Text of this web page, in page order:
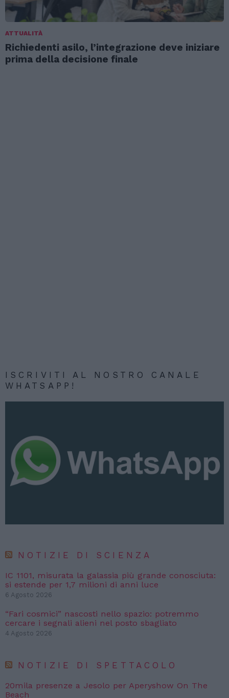
ATTUALITÀ
Richiedenti asilo, l’integrazione deve iniziare
prima della decisione finale
ISCRIVITI AL NOSTRO CANALE
WHATSAPP!
NOTIZIE DI SCIENZA
IC 1101, misurata la galassia più grande conosciuta:
si estende per 1,7 milioni di anni luce
6 Agosto 2026
“Fari cosmici” nascosti nello spazio: potremmo
cercare i segnali alieni nel posto sbagliato
4 Agosto 2026
NOTIZIE DI SPETTACOLO
20mila presenze a Jesolo per Aperyshow On The
Beach